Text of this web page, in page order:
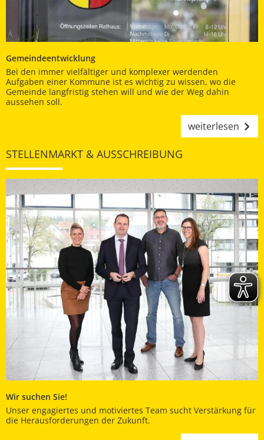
Gemeindeentwicklung
Bei den immer vielfältiger und komplexer werdenden
Aufgaben einer Kommune ist es wichtig zu wissen, wo die
Gemeinde langfristig stehen will und wie der Weg dahin
aussehen soll.
weiterlesen
STELLENMARKT & AUSSCHREIBUNG
Wir suchen Sie!
Unser engagiertes und motiviertes Team sucht Verstärkung für
die Herausforderungen der Zukunft.